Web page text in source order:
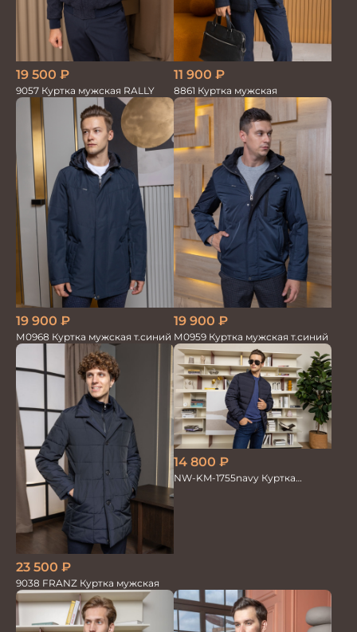
19 500 ₽
9057 Куртка мужская RALLY
11 900 ₽
8861 Куртка мужская
19 900 ₽
М0968 Куртка мужская т.синий
19 900 ₽
М0959 Куртка мужская т.синий
23 500 ₽
9038 FRANZ Куртка мужская
14 800 ₽
NW-KM-1755navy Куртка